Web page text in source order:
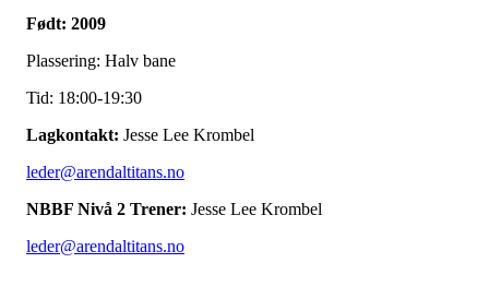
Født: 2009
Plassering: Halv bane
Tid: 18:00-19:30
Lagkontakt: Jesse Lee Krombel
leder@arendaltitans.no
NBBF Nivå 2 Trener: Jesse Lee Krombel
leder@arendaltitans.no